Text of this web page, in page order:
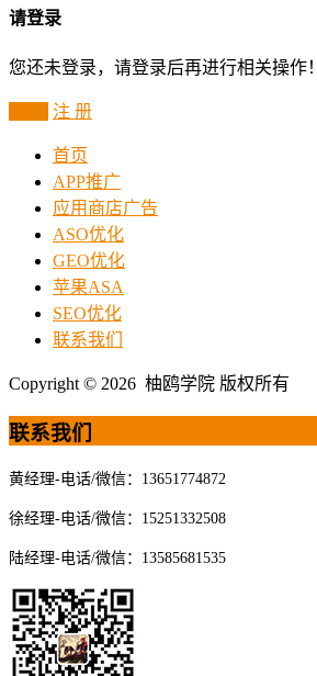
请登录
您还未登录，请登录后再进行相关操作！
注 册
首页
APP推广
应用商店广告
ASO优化
GEO优化
苹果ASA
SEO优化
联系我们
Copyright © 2026 柚鸥学院 版权所有
联系我们
黄经理-电话/微信：13651774872
徐经理-电话/微信：15251332508
陆经理-电话/微信：13585681535